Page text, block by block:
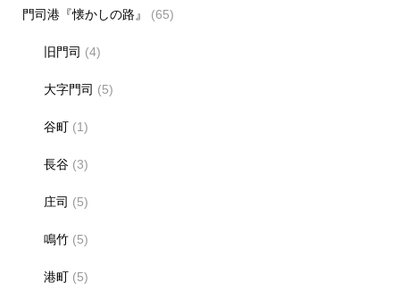
門司港『懐かしの路』 (65)
旧門司 (4)
大字門司 (5)
谷町 (1)
長谷 (3)
庄司 (5)
鳴竹 (5)
港町 (5)